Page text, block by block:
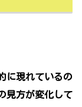
に現れているの
見方が変化して